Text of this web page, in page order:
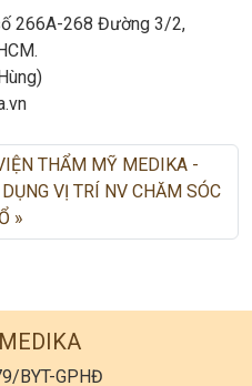
266A-268 Đường 3/2,
THẨM MỸ MEDIKA -
VỊ TRÍ NV CHĂM SÓC
BYT-GPHĐ